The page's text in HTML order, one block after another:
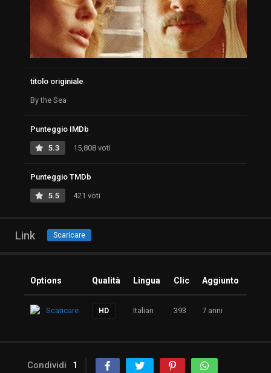
titolo originiale
By the Sea
Punteggio IMDb
5.3 15,808 voti
Punteggio TMDb
5.5 421 voti
Link Scaricare
Options Qualità Lingua Clic Aggiunto
Scaricare HD Italian 393 7 anni
Condividi 1